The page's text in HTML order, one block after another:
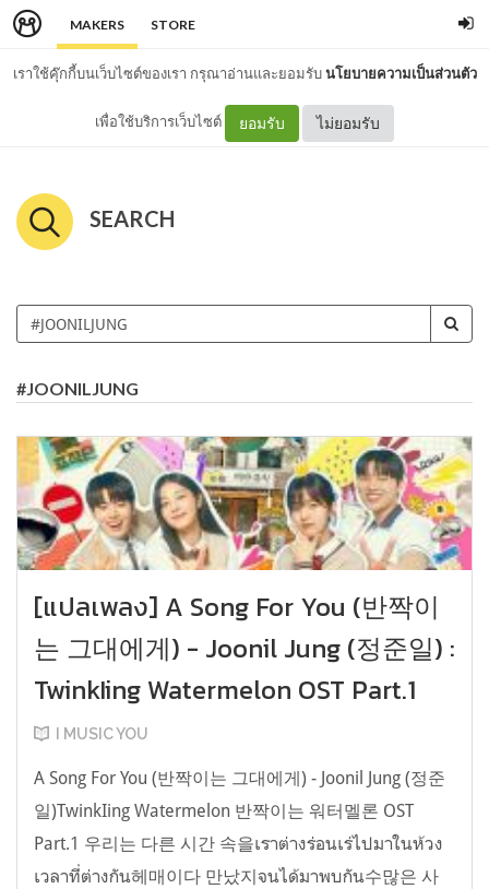
MAKERS STORE
เราใช้คุ๊กกี้บนเว็บไซต์ของเรา กรุณาอ่านและยอมรับนโยบายความเป็นส่วนตัว
เพื่อใช้บริการเว็บไซต์ ยอมรับ ไม่ยอมรับ
SEARCH
#JOONILJUNG
[แปลเพลง] A Song For You (반짝이
는 그대에게) - Joonil Jung (정준일) :
TwinkIing Watermelon OST Part.1
I MUSIC YOU
A Song For You (반짝이는 그대에게) - Joonil Jung (정준
일)TwinkIing Watermelon 반짝이는 워터멜론 OST
Part.1 우리는 다른 시간 속을เราต่างร่อนเร่ไปมาในห้วง
เวลาที่ต่างกัน헤매이다 만났지จนได้มาพบกัน수많은 사